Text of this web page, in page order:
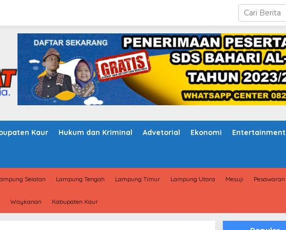
Kaur Hukum dan Kriminal Advetorial Ekonomi Entertainment
Selatan Lampung Tengah Lampung Timur Lampung Utara Mesuji Pesawaran
Waykanan Kabupaten Kaur